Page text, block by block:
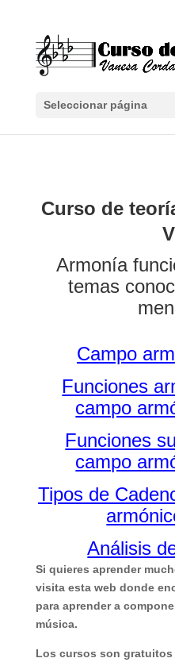
Seleccionar página
Curso de
Armonía
temas
Campo
Funciones
campo
Funciones
campo
Tipos de
Análisis
Si quieres aprender
visita esta web donde
para aprender a
música.
Los cursos son